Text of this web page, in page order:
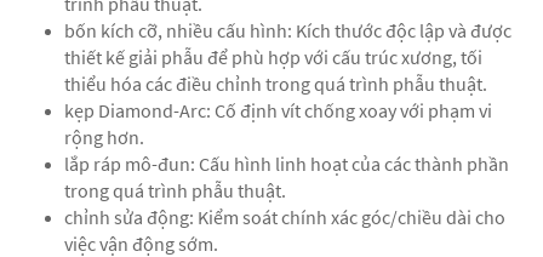
bốn kích cỡ, nhiều cấu hình: Kích thước độc lập và được
thiết kế giải phẫu để phù hợp với cấu trúc xương, tối
thiểu hóa các điều chỉnh trong quá trình phẫu thuật.
kẹp Diamond-Arc: Cố định vít chống xoay với phạm vi
rộng hơn.
lắp ráp mô-đun: Cấu hình linh hoạt của các thành phần
trong quá trình phẫu thuật.
chỉnh sửa động: Kiểm soát chính xác góc/chiều dài cho
việc vận động sớm.